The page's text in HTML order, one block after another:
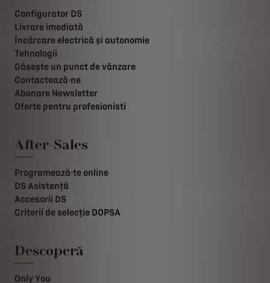
Configurator DS
Livrare imediată
Încărcare electrică și autonomie
Tehnologii
Găsește un punct de vânzare
Contactează-ne
Abonare Newsletter
Oferte pentru profesionisti
After-Sales
Programează-te online
DS Asistență
Accesorii DS
Criterii de selecție DOPSA
Descoperă
Only You